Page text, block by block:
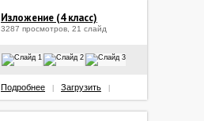
Изложение (4 класс)
3287 просмотров, 21 слайд
Подробнее Загрузить